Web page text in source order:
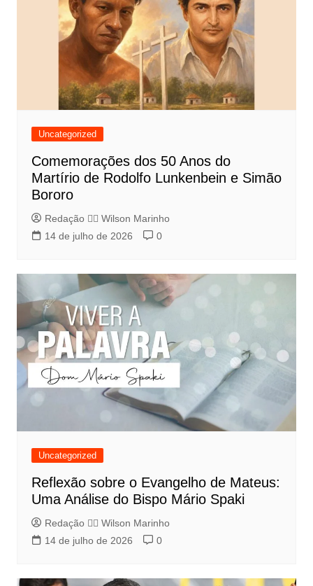
Uncategorized
Comemorações dos 50 Anos do
Martírio de Rodolfo Lunkenbein e Simão
Bororo
Redação 👨‍⚖️​ Wilson Marinho
14 de julho de 2026
0
Uncategorized
Reflexão sobre o Evangelho de Mateus:
Uma Análise do Bispo Mário Spaki
Redação 👨‍⚖️​ Wilson Marinho
14 de julho de 2026
0